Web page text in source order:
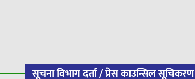
सूचना विभाग दर्ता / प्रेस काउन्सिल सूचिकरण